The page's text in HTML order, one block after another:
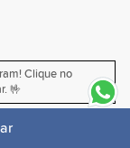
Clique no
🤟